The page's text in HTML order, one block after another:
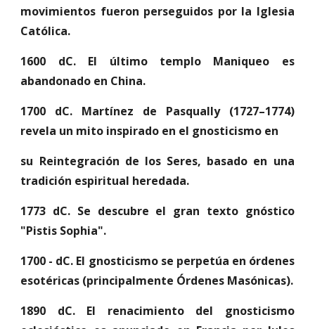
movimientos fueron perseguidos por la Iglesia
Católica.
1600 dC. El último templo Maniqueo es
abandonado en China.
1700 dC. Martínez de Pasqually (1727–1774)
revela un mito inspirado en el gnosticismo en
su Reintegración de los Seres, basado en una
tradición espiritual heredada.
1773 dC. Se descubre el gran texto gnóstico
"Pistis Sophia".
1700 - dC. El gnosticismo se perpetúa en órdenes
esotéricas (principalmente Órdenes Masónicas).
1890 dC. El renacimiento del gnosticismo